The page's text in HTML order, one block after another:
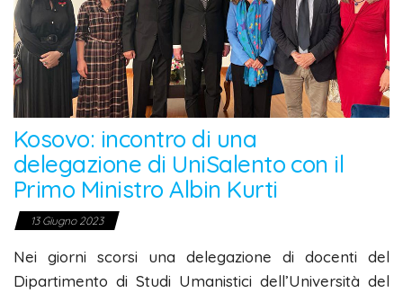
Kosovo: incontro di una
delegazione di UniSalento con il
Primo Ministro Albin Kurti
13 Giugno 2023
Nei giorni scorsi una delegazione di docenti del
Dipartimento di Studi Umanistici dell’Università del